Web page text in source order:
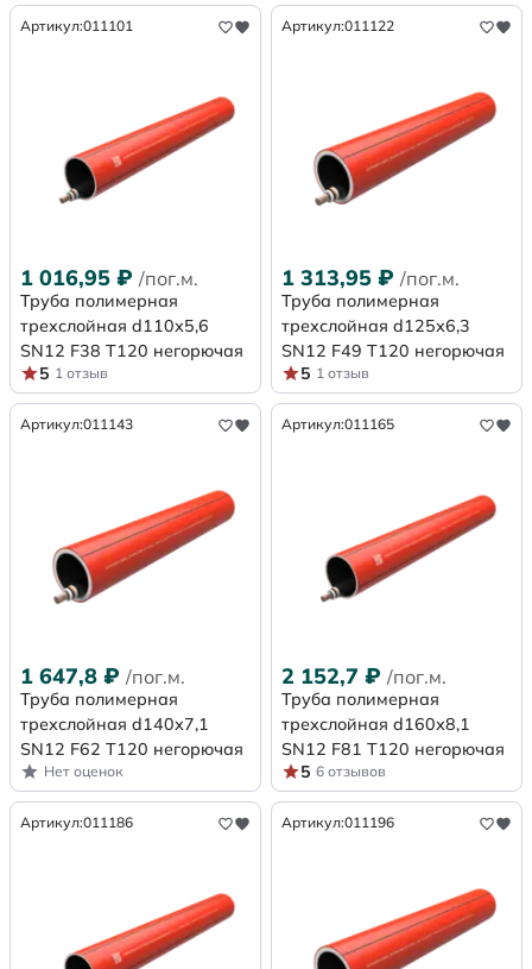
Артикул:011101
1 016,95 ₽ /пог.м.
Труба полимерная
трехслойная d110х5,6
SN12 F38 Т120 негорючая
5 1 отзыв
Артикул:011122
1 313,95 ₽ /пог.м.
Труба полимерная
трехслойная d125х6,3
SN12 F49 Т120 негорючая
5 1 отзыв
Артикул:011143
1 647,8 ₽ /пог.м.
Труба полимерная
трехслойная d140х7,1
SN12 F62 Т120 негорючая
Нет оценок
Артикул:011165
2 152,7 ₽ /пог.м.
Труба полимерная
трехслойная d160х8,1
SN12 F81 Т120 негорючая
5 6 отзывов
Артикул:011186 Артикул:011196